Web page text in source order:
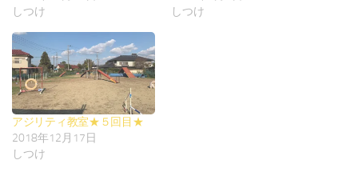
しつけ
しつけ
アジリティ教室★５回目★
2018年12月17日
しつけ